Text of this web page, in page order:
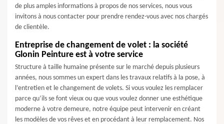
de plus amples informations à propos de nos services, nous vous
invitons à nous contacter pour prendre rendez-vous avec nos chargés
de clientèle.
Entreprise de changement de volet : la société
Glonin Peinture est à votre service
Structure à taille humaine présente sur le marché depuis plusieurs
années, nous sommes un expert dans les travaux relatifs à la pose, à
l’entretien et le changement de volets. Si vous voulez les remplacer
parce qu’ils se font vieux ou que vous voulez donner une esthétique
moderne à votre demeure, notre équipe peut intervenir en créant
les modèles de vos rêves et en procédant à leur remplacement. Nos